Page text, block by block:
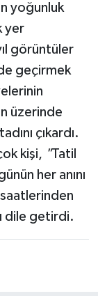
yoğunluk
yer
görüntüler
geçirmek
üzerinde
çıkardı.
kişi, "Tatil
her anını
dile getirdi.